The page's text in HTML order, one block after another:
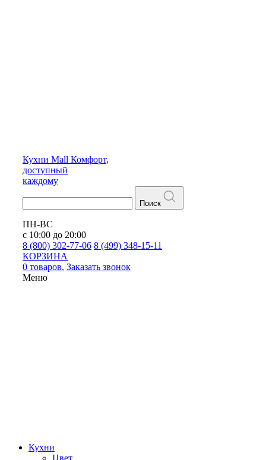
Кухни Mall Комфорт,
доступный
каждому
Поиск
ПН-ВС
с 10:00 до 20:00
8 (800) 302-77-06 8 (499) 348-15-11
КОРЗИНА
0 товаров. Заказать звонок
Меню
Кухни
Цвет